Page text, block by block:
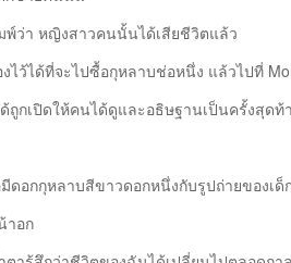
พ์ว่า หญิงสาวคนนั้นได้เสียชีวิตแล้ว
ไว้ได้ที่จะไปซื้อกุหลาบช่อหนึ่ง แล้วไปที่
กเปิดให้คนได้ดูและอธิษฐานเป็นครั้งสุดท้
ดอกกุหลาบสีขาวดอกหนึ่งกับรูปถ่ายของเ
าอก